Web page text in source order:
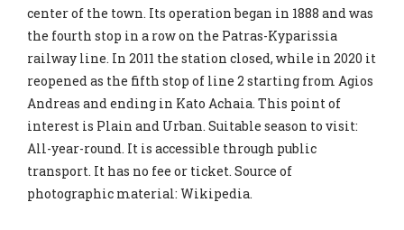
center of the town. Its operation began in 1888 and was
the fourth stop in a row on the Patras-Kyparissia
railway line. In 2011 the station closed, while in 2020 it
reopened as the fifth stop of line 2 starting from Agios
Andreas and ending in Kato Achaia. This point of
interest is Plain and Urban. Suitable season to visit:
All-year-round. It is accessible through public
transport. It has no fee or ticket. Source of
photographic material: Wikipedia.